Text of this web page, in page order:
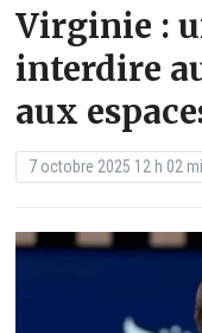
Virginie :
interdire
aux
7 octobre 2025 12 h 02